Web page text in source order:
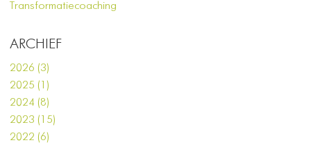
Transformatiecoaching
ARCHIEF
2026 (3)
2025 (1)
2024 (8)
2023 (15)
2022 (6)